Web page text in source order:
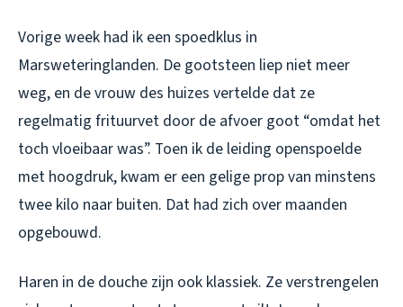
Vorige week had ik een spoedklus in
Marsweteringlanden. De gootsteen liep niet meer
weg, en de vrouw des huizes vertelde dat ze
regelmatig frituurvet door de afvoer goot “omdat het
toch vloeibaar was”. Toen ik de leiding openspoelde
met hoogdruk, kwam er een gelige prop van minstens
twee kilo naar buiten. Dat had zich over maanden
opgebouwd.
Haren in de douche zijn ook klassiek. Ze verstrengelen